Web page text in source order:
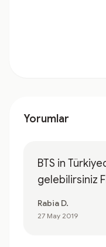
Yorumlar
BTS in
Rabia D.
27 May 2019